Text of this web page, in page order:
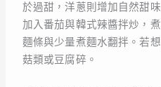
於過甜，洋蔥則增加自然甜
加入番茄與韓式辣醬拌炒，
麵條與少量煮麵水翻拌。若
菇類或豆腐碎。